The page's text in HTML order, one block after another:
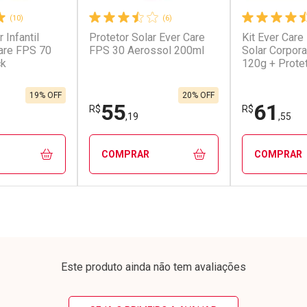
cada
cada
Ativar Desconto
Por R$ 181,90/cada
Por R$ 181,90/cada
Ativar
Por R$
Por R$
(10)
Infantil
FPS 70
19% OFF
(6)
Protetor Solar Ever Care
FPS 30 Aerossol 200ml
R$55,19
20% OFF
COMPRAR
Kit Ever
Solar
120g +
R$61 ,55
COMPRAR
Este produto ainda não tem avaliações